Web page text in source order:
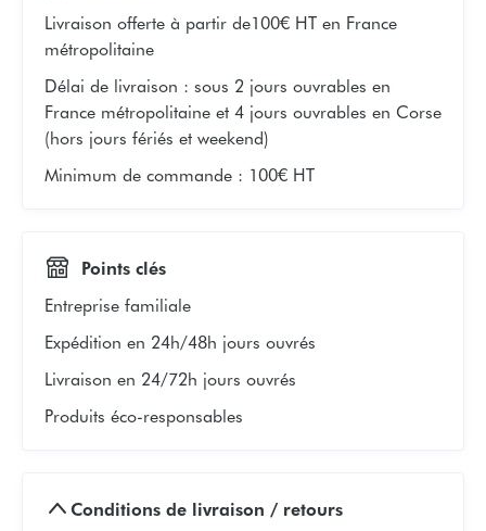
Livraison offerte à partir de100€ HT en France
métropolitaine
Délai de livraison : sous 2 jours ouvrables en
France métropolitaine et 4 jours ouvrables en Corse
(hors jours fériés et weekend)
Minimum de commande : 100€ HT
Points clés
Entreprise familiale
Expédition en 24h/48h jours ouvrés
Livraison en 24/72h jours ouvrés
Produits éco-responsables
Conditions de livraison / retours